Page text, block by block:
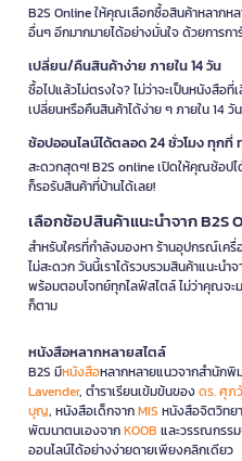
B2S Online ให้คุณเลือกซื้อสินค้าหลากห
อื่นๆ อีกมากมายได้อย่างมั่นใจ ด้วยการก
เปลี่ยน/คืนสินค้าง่าย ภายใน 14 วัน
ซื้อไปแล้วไม่ตรงใจ? ไม่ว่าจะเป็นหนังสื
เปลี่ยนหรือคืนสินค้าได้ง่าย ๆ ภายใน 14
ช้อปออนไลน์ได้ตลอด 24 ชั่วโมง ทุกที่
สะดวกสุดๆ! B2S online เปิดให้คุณช้อป
ก็รอรับสินค้าที่บ้านได้เลย!
เลือกช้อปสินค้าแนะนำจาก B2S
สำหรับใครที่กำลังมองหา ร้านอุปกรณ์เค
ไม่สะดวก วันนี้เราได้รวบรวมสินค้าแนะน
พร้อมตอบโจทย์ทุกไลฟ์สไตล์ ไม่ว่าคุณจะ
ก็ตาม
หนังสือหลากหลายสไตล์
B2S มีหนังสือหลากหลายแนวจากสำนักพิ
Lavender, ตำราเรียนเข้มข้นของดร. ศุ
บุญ, หนังสือเด็กจากMIS หนังสือจิตวิทย
พัฒนาตนเองจากKOOB และวรรณกรร
ออนไลน์ได้อย่างง่ายดายเพียงคลิกเดียว